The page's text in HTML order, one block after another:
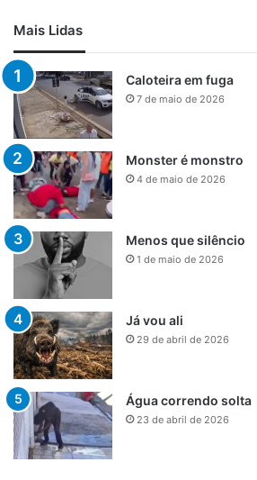
Mais Lidas
Caloteira em fuga
7 de maio de 2026
Monster é monstro
4 de maio de 2026
Menos que silêncio
1 de maio de 2026
Já vou ali
29 de abril de 2026
Água correndo solta
23 de abril de 2026